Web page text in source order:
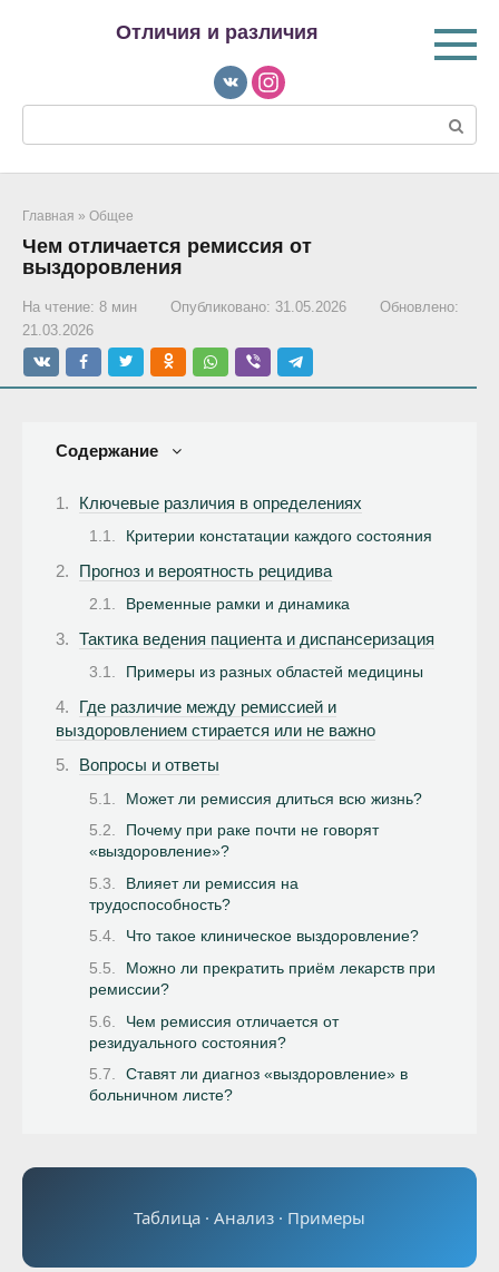
Отличия и различия
Главная » Общее
Чем отличается ремиссия от
выздоровления
На чтение: 8 мин Опубликовано: 31.05.2026
Обновлено:
21.03.2026
Содержание
Ключевые различия в определениях
Критерии констатации каждого состояния
Прогноз и вероятность рецидива
Временные рамки и динамика
Тактика ведения пациента и диспансеризация
Примеры из разных областей медицины
Где различие между ремиссией и
выздоровлением стирается или не важно
Вопросы и ответы
Может ли ремиссия длиться всю жизнь?
Почему при раке почти не говорят
«выздоровление»?
Влияет ли ремиссия на
трудоспособность?
Что такое клиническое выздоровление?
Можно ли прекратить приём лекарств при
ремиссии?
Чем ремиссия отличается от
резидуального состояния?
Ставят ли диагноз «выздоровление» в
больничном листе?
Таблица · Анализ · Примеры